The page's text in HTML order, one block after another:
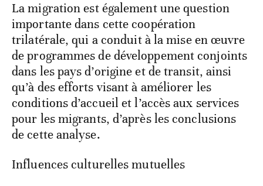
La migration est également une question
importante dans cette coopération
trilatérale, qui a conduit à la mise en œuvre
de programmes de développement conjoints
dans les pays d’origine et de transit, ainsi
qu’à des efforts visant à améliorer les
conditions d’accueil et l’accès aux services
pour les migrants, d’après les conclusions
de cette analyse.
Influences culturelles mutuelles